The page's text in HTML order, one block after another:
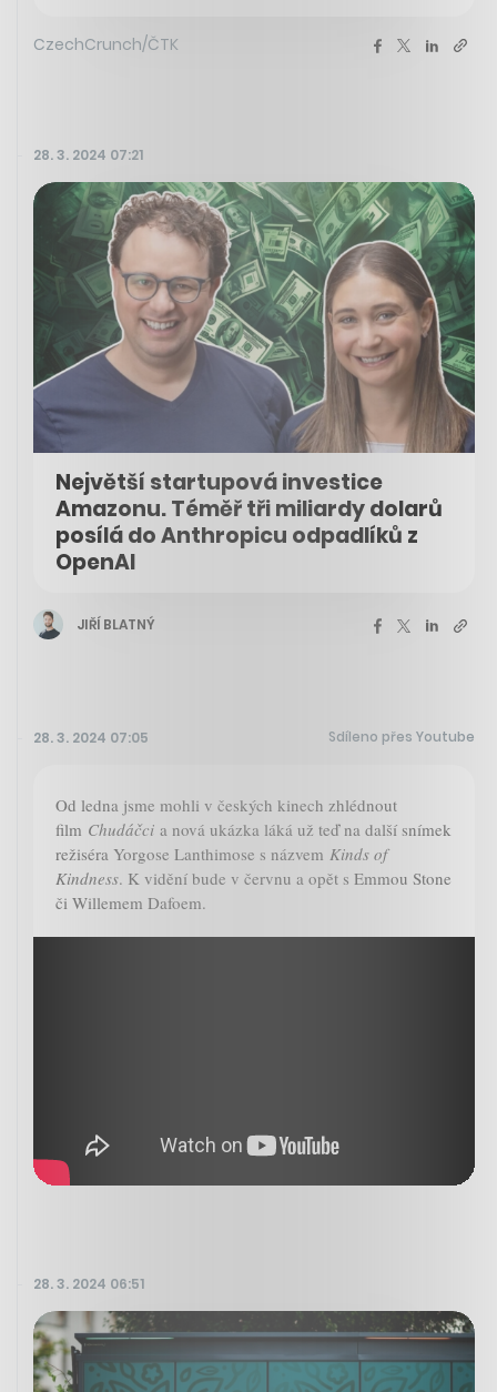
CzechCrunch/ČTK
28. 3. 2024 07:21
Největší startupová investice
Amazonu. Téměř tři miliardy dolarů
posílá do Anthropicu odpadlíků z
OpenAI
JIŘÍ BLATNÝ
28. 3. 2024 07:05 Sdíleno přes Youtube
Od ledna jsme mohli v českých kinech zhlédnout
film Chudáčci a nová ukázka láká už teď na další snímek
režiséra Yorgose Lanthimose s názvem Kinds of
Kindness. K vidění bude v červnu a opět s Emmou Stone
či Willemem Dafoem.
28. 3. 2024 06:51